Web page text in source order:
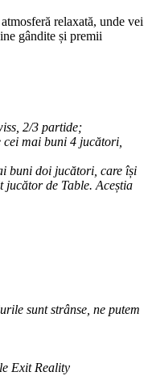
relaxată, unde vei
gândite și premii
2/3 partide;
mai buni 4 jucători,
buni doi jucători, care își
jucător de Table. Aceștia
sunt strânse, ne putem
Exit Reality